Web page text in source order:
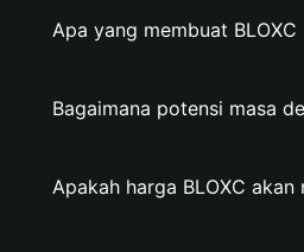
Apa yang membuat BLOXC
Bagaimana potensi masa
Apakah harga BLOXC akan